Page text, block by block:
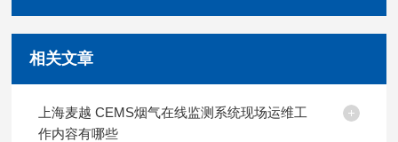
相关文章
上海麦越 CEMS烟气在线监测系统现场运维工
作内容有哪些